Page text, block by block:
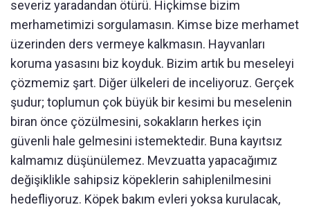
severiz yaradandan ötürü. Hiçkimse bizim
merhametimizi sorgulamasın. Kimse bize merhamet
üzerinden ders vermeye kalkmasın. Hayvanları
koruma yasasını biz koyduk. Bizim artık bu meseleyi
çözmemiz şart. Diğer ülkeleri de inceliyoruz. Gerçek
şudur; toplumun çok büyük bir kesimi bu meselenin
biran önce çözülmesini, sokakların herkes için
güvenli hale gelmesini istemektedir. Buna kayıtsız
kalmamız düşünülemez. Mevzuatta yapacağımız
değişiklikle sahipsiz köpeklerin sahiplenilmesini
hedefliyoruz. Köpek bakım evleri yoksa kurulacak,